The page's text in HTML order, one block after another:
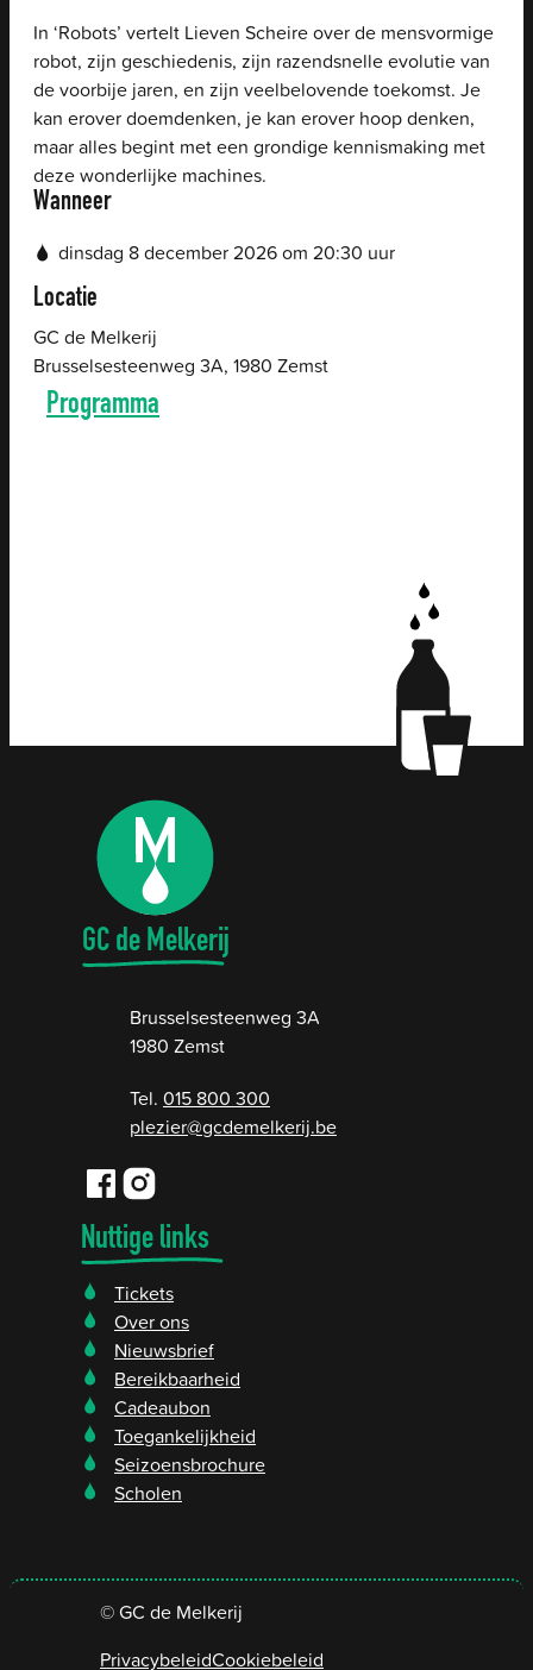
In ‘Robots’ vertelt Lieven Scheire over de mensvormige
robot, zijn geschiedenis, zijn razendsnelle evolutie van
de voorbije jaren, en zijn veelbelovende toekomst. Je
kan erover doemdenken, je kan erover hoop denken,
maar alles begint met een grondige kennismaking met
deze wonderlijke machines.
Wanneer
dinsdag 8 december 2026om 20:30 uur
Locatie
GC de Melkerij
Brusselsesteenweg 3A, 1980 Zemst
Programma
Contact & openingsuren
GC de Melkerij
AdresBrusselsesteenweg 3A
,1980 Zemst
015 800 300
E-mailplezier@gcdemelkerij.be
FacebookInstagram
Nuttige links
Tickets
Over ons
Nieuwsbrief
Bereikbaarheid
Cadeaubon
Toegankelijkheid
Seizoensbrochure
Scholen
©GC de Melkerij
PrivacybeleidCookiebeleid